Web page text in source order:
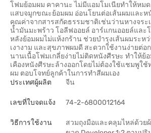
โฟมย้อมผม คาคานะ ไม่มีแอมโมเนียทำให้หม
แสบจมูกขณะย้อมผม อ่อนโยนต่อเส้นผมและห
คุณค่าจากสารสกัดธรรมชาติเช่นว่านหางจร
น้ำมันมะพร้าว โอลีฟออยล์ อาร์แกนออยล์และ
หลังย้อมผมไม่แห้งกร้าน ช่วยบำรุงเส้นผมระห
เงางาม และสุขภาพผมดี สะดวกใช้งานง่ายต่อ
นานเนื้อโฟมเกลี่ยง่ายไม่ติดหนังศีรษะ ทำให้ย้
เคืองหนังศีรษะล้างออกโดยไม่ต้องใช้แชมพูใช้
ผม ตอบโจทย์ลูกค้าในการทำสีผมเอง
ประเทศผู้ผลิต
จีน
เลขที่ใบจดแจ้ง 74-2-6800012164
วิธีการใช้งาน
สวมถุงมือและคลุมไหล่ด้วย